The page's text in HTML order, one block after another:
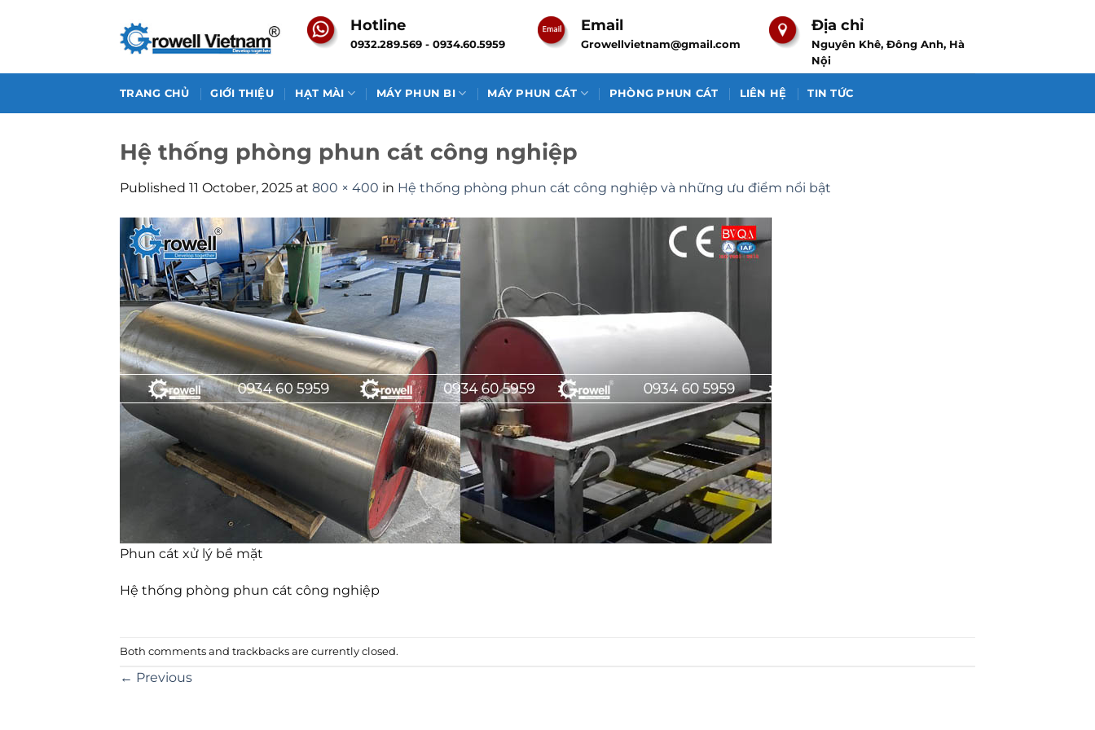
Hotline
0932.289.569 - 0934.60.5959
Email
Growellvietnam@gmail.com
Địa chỉ
Nguyên Khê, Đông Anh, Hà
Nội
TRANG CHỦ GIỚI THIỆU HẠT MÀI MÁY PHUN BI MÁY PHUN CÁT PHÒNG PHUN CÁT LIÊN HỆ TIN TỨC
Hệ thống phòng phun cát công nghiệp
Published 11 October, 2025 at 800 × 400 in Hệ thống phòng phun cát công nghiệp và những ưu điểm nổi bật
Phun cát xử lý bề mặt
Hệ thống phòng phun cát công nghiệp
Both comments and trackbacks are currently closed.
← Previous